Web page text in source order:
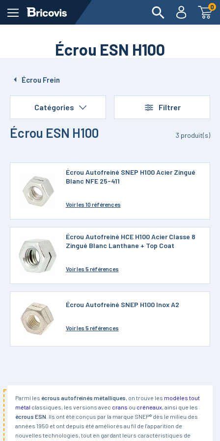
0
Écrou ESN H100
Écrou Frein
Catégories Filtrer
Écrou ESN H100 3 produit(s)
Écrou Autofreiné SNEP H100 Acier Zingué
Blanc NFE 25-411
Voirles 10 références
Écrou Autofreiné HCE H100 Acier Classe 8
Zingué Blanc Lanthane + Top Coat
Voirles 5 références
Écrou Autofreiné SNEP H100 Inox A2
Voirles 5 références
Parmi les écrous autofreinés métalliques , on trouve les modèles tout
métal classiques, les versions avec crans ou créneaux , ainsi que les
écrous ESN . Ils ont été conçus par la marque SNEP® dès le milieu des
années 1950 et ont depuis été améliorés au fil de l’apparition de
nouvelles technologies, tout en gardant leurs caractéristiques de